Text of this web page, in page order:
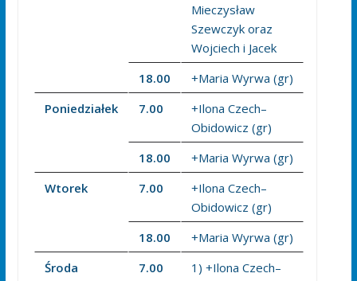
Mieczysław
Szewczyk oraz
Wojciech i Jacek
18.00
+Maria Wyrwa (gr)
Poniedziałek
7.00
+Ilona Czech–
Obidowicz (gr)
18.00
+Maria Wyrwa (gr)
Wtorek
7.00
+Ilona Czech–
Obidowicz (gr)
18.00
+Maria Wyrwa (gr)
Środa
7.00
1) +Ilona Czech–